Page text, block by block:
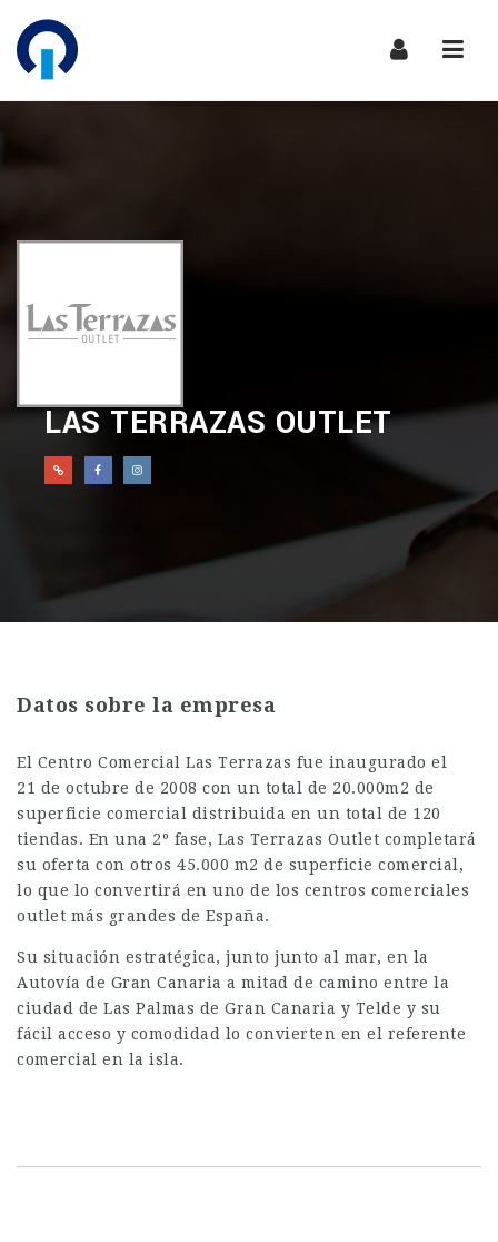
LAS TERRAZAS OUTLET
Datos sobre la empresa
El Centro Comercial Las Terrazas fue inaugurado el
21 de octubre de 2008 con un total de 20.000m2 de
superficie comercial distribuida en un total de 120
tiendas. En una 2º fase, Las Terrazas Outlet completará
su oferta con otros 45.000 m2 de superficie comercial,
lo que lo convertirá en uno de los centros comerciales
outlet más grandes de España.
Su situación estratégica, junto junto al mar, en la
Autovía de Gran Canaria a mitad de camino entre la
ciudad de Las Palmas de Gran Canaria y Telde y su
fácil acceso y comodidad lo convierten en el referente
comercial en la isla.